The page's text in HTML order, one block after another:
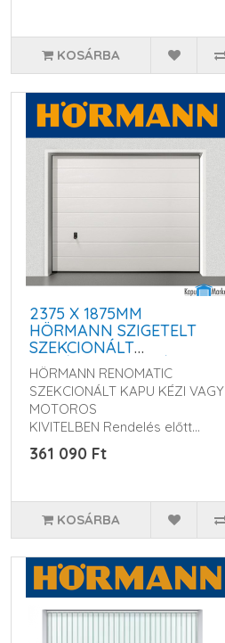
KOSÁRBA
2375 X 1875MM
HÖRMANN SZIGETELT
SZEKCIONÁLT
GARÁZSKAPU - KÉZI
VAGY MOTOROS
MŰKÖDTETÉSSEL
HÖRMANN RENOMATIC
SZEKCIONÁLT KAPU KÉZI VAGY
MOTOROS
KIVITELBEN Rendelés előtt
kérem érdeklődjö..
361 090 Ft
KOSÁRBA